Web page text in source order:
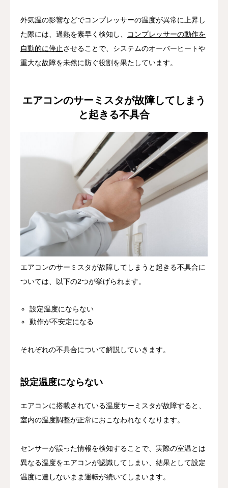
外気温の影響などでコンプレッサーの温度が異常に上昇し
た際には、過熱を素早く検知し、
コンプレッサーの動作を
自動的に停止させることで、システムのオーバーヒートや
重大な故障を未然に防ぐ役割を果たしています。
エアコンのサーミスタが故障してしまう
と起きる不具合
エアコンのサーミスタが故障してしまうと起きる不具合に
ついては、以下の2つが挙げられます。
設定温度にならない
動作が不安定になる
それぞれの不具合について解説していきます。
設定温度にならない
エアコンに搭載されている温度サーミスタが故障すると、
室内の温度調整が正常におこなわれなくなります。
センサーが誤った情報を検知することで、実際の室温とは
異なる温度をエアコンが認識してしまい、結果として設定
温度に達しないまま運転が続いてしまいます。